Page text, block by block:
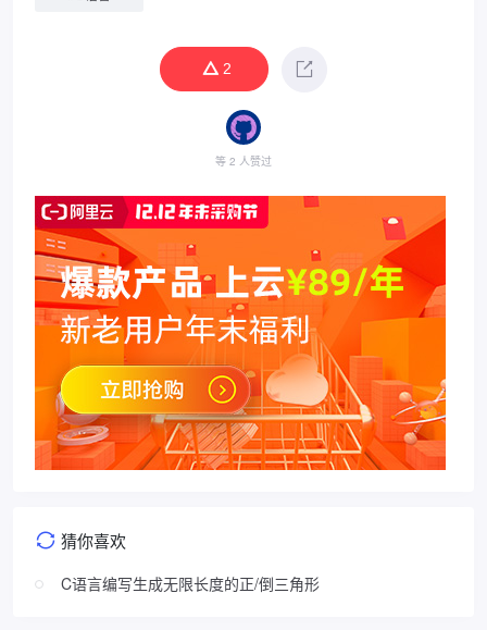
2
等 2 人赞过
猜你喜欢
C语言编写生成无限长度的正/倒三角形